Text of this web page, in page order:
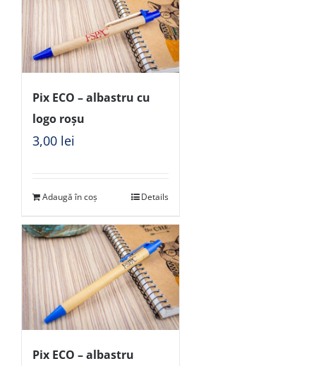
Pix ECO – albastru cu
logo roșu
3,00 lei
Adaugă în coș Details
Pix ECO – albastru